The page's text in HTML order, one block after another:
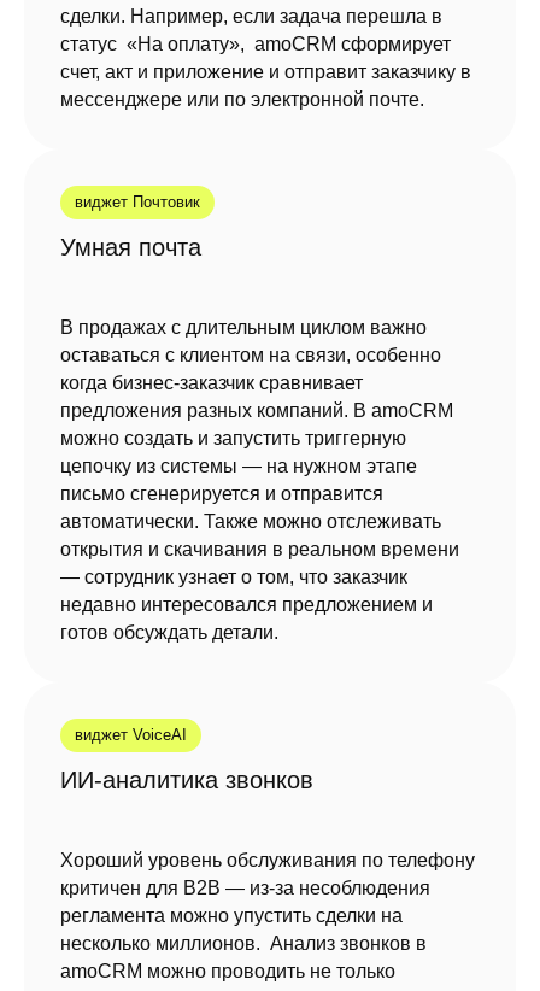
сделки. Например, если задача перешла в
статус «На оплату», amoCRM сформирует
счет, акт и приложение и отправит заказчику в
мессенджере или по электронной почте.
виджет Почтовик
Умная почта
В продажах с длительным циклом важно
оставаться с клиентом на связи, особенно
когда бизнес-заказчик сравнивает
предложения разных компаний. В amoCRM
можно создать и запустить триггерную
цепочку из системы — на нужном этапе
письмо сгенерируется и отправится
автоматически. Также можно отслеживать
открытия и скачивания в реальном времени
— сотрудник узнает о том, что заказчик
недавно интересовался предложением и
готов обсуждать детали.
виджет VoiceAI
ИИ-аналитика звонков
Хороший уровень обслуживания по телефону
критичен для B2B — из-за несоблюдения
регламента можно упустить сделки на
несколько миллионов. Анализ звонков в
amoCRM можно проводить не только
ЗАКАЗАТЬ ЗВОНОК
продажах с отраслевым решением от
интегратора amoCRM №1 в мире
Настроим amoCRM для
вашего B2B